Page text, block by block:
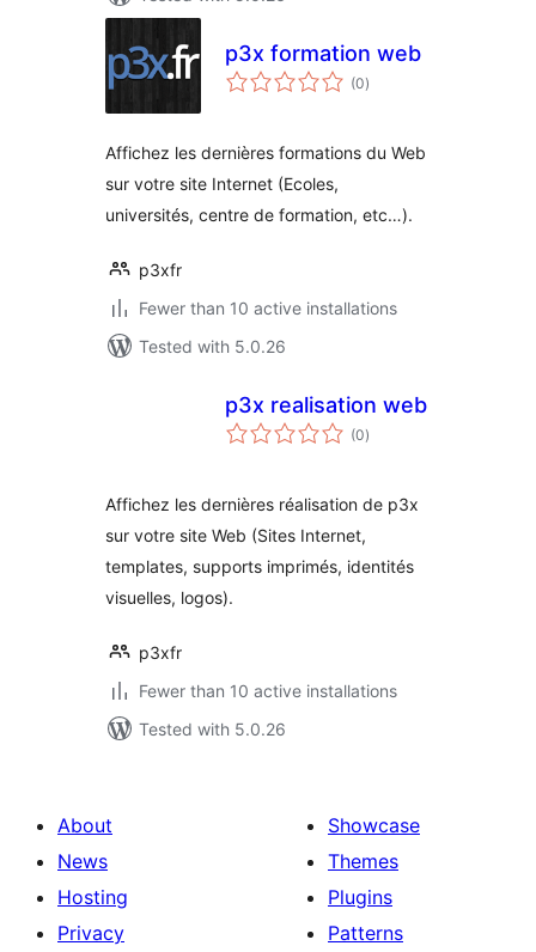
p3x formation web
(0total
ratings
)
Affichez les dernières formations du Web
sur votre site Internet (Ecoles,
universités, centre de formation, etc…).
p3xfr
Fewer than 10 active installations
Tested with 5.0.26
p3x realisation web
(0total
ratings
)
Affichez les dernières réalisation de p3x
sur votre site Web (Sites Internet,
templates, supports imprimés, identités
visuelles, logos).
p3xfr
Fewer than 10 active installations
Tested with 5.0.26
About
News
Hosting
Privacy
Showcase
Themes
Plugins
Patterns